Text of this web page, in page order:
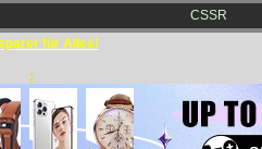
CSSR
für Alles!
;